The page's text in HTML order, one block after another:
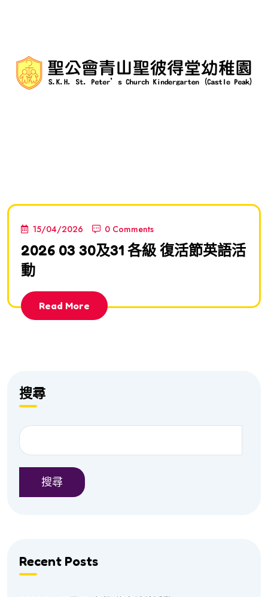
15/04/2026 0 Comments
2026 03 30及31 各級 復活節英語活
動
Read More
搜尋
搜尋
Recent Posts